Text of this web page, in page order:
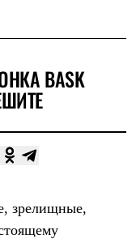
BASK
зрелищные,